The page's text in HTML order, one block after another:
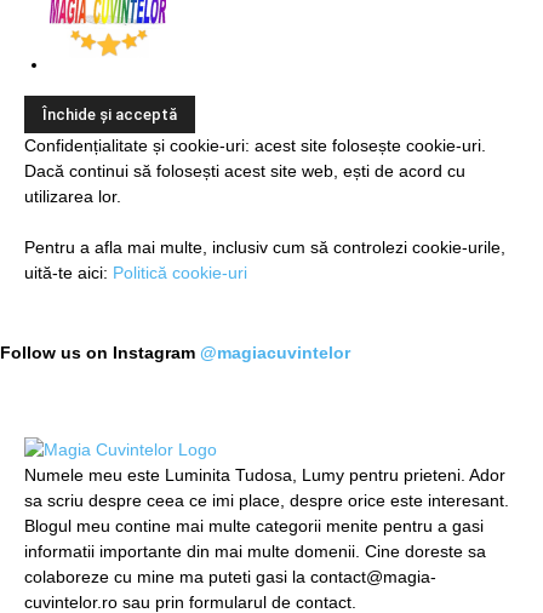
Confidențialitate și cookie-uri: acest site folosește cookie-uri.
Dacă continui să folosești acest site web, ești de acord cu
utilizarea lor.
Pentru a afla mai multe, inclusiv cum să controlezi cookie-urile,
uită-te aici: Politică cookie-uri
Follow us on Instagram @magiacuvintelor
Numele meu este Luminita Tudosa, Lumy pentru prieteni. Ador
sa scriu despre ceea ce imi place, despre orice este interesant.
Blogul meu contine mai multe categorii menite pentru a gasi
informatii importante din mai multe domenii. Cine doreste sa
colaboreze cu mine ma puteti gasi la contact@magia-
cuvintelor.ro sau prin formularul de contact.